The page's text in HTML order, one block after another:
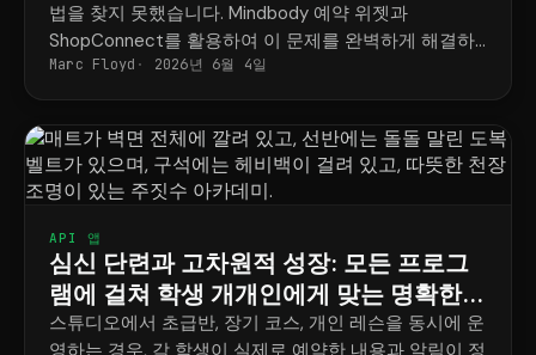
법을 찾지 못했습니다. Mindbody 예약 위젯과
ShopConnect를 활용하여 이 문제를 완벽하게 해결하
는 방법을 소개합니다.
Marc Floyd 2026년 6월 4일
API 앱
심신 단련과 고차원적 성장: 모든 프로그
램에 걸쳐 학생 개개인에게 맞는 명확한
일정표
스튜디오에서 초급반, 장기 코스, 개인 레슨을 동시에 운
영하는 경우, 각 학생이 실제로 예약한 내용과 알림이 정